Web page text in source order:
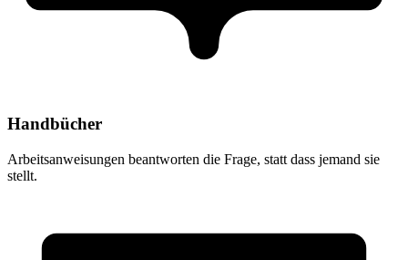
Handbücher
Arbeitsanweisungen beantworten die Frage, statt dass jemand sie
stellt.